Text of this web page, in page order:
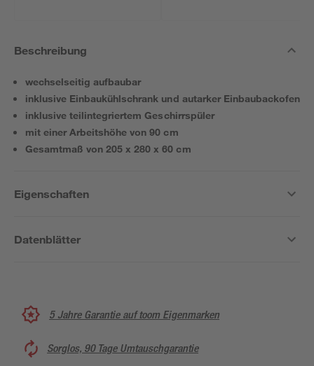
Beschreibung
wechselseitig aufbaubar
inklusive Einbaukühlschrank und autarker Einbaubackofen
inklusive teilintegriertem Geschirrspüler
mit einer Arbeitshöhe von 90 cm
Gesamtmaß von 205 x 280 x 60 cm
Eigenschaften
Datenblätter
5 Jahre Garantie auf toom Eigenmarken
Sorglos, 90 Tage Umtauschgarantie